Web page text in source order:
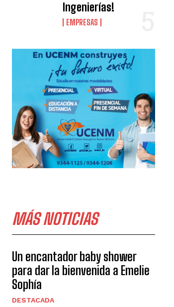
Ingenierías!
EMPRESAS
MÁS NOTICIAS
Un encantador baby shower
para dar la bienvenida a Emelie
Sophía
DESTACADA